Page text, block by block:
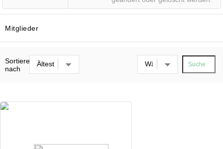
Mitglieder
Sortieren
nach